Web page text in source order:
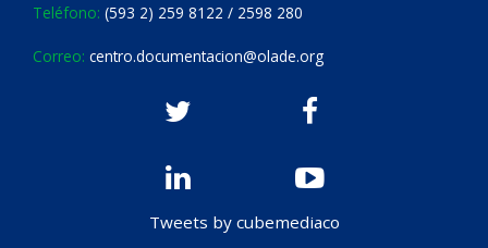
Teléfono: (593 2) 259 8122 / 2598 280
Correo: centro.documentacion@olade.org
Tweets by cubemediaco